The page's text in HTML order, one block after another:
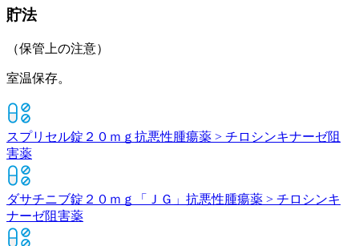
貯法
（保管上の注意）
室温保存。
スプリセル錠２０ｍｇ 抗悪性腫瘍薬 > チロシンキナーゼ阻
害薬
ダサチニブ錠２０ｍｇ「ＪＧ」 抗悪性腫瘍薬 > チロシンキ
ナーゼ阻害薬